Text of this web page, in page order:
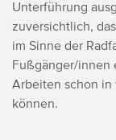
Unterführung
zuversichtlich,
im Sinne der
Fußgänger/innen
Arbeiten schon in
können.